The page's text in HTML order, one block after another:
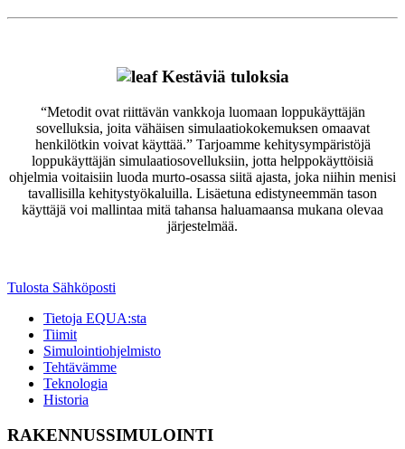
Kestäviä tuloksia
“Metodit ovat riittävän vankkoja luomaan loppukäyttäjän
sovelluksia, joita vähäisen simulaatiokokemuksen omaavat
henkilötkin voivat käyttää.” Tarjoamme kehitysympäristöjä
loppukäyttäjän simulaatiosovelluksiin, jotta helppokäyttöisiä
ohjelmia voitaisiin luoda murto-osassa siitä ajasta, joka niihin menisi
tavallisilla kehitystyökaluilla. Lisäetuna edistyneemmän tason
käyttäjä voi mallintaa mitä tahansa haluamaansa mukana olevaa
järjestelmää.
Tulosta Sähköposti
Tietoja EQUA:sta
Tiimit
Team DACH
Team Suomi
Team Ruotsi
Simulointiohjelmisto
Tehtävämme
Teknologia
Historia
RAKENNUSSIMULOINTI